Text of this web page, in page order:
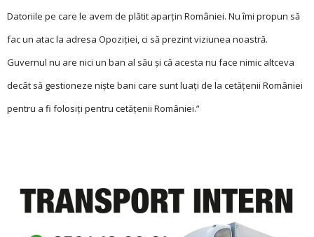
Datoriile pe care le avem de plătit aparţin României. Nu îmi propun să
fac un atac la adresa Opoziţiei, ci să prezint viziunea noastră.
Guvernul nu are nici un ban al său și că acesta nu face nimic altceva
decât să gestioneze nişte bani care sunt luaţi de la cetăţenii României
pentru a fi folosiţi pentru cetăţenii României.”